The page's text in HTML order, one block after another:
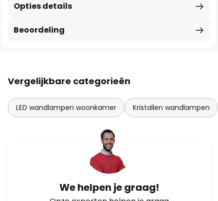
Opties details
Beoordeling
Vergelijkbare categorieën
LED wandlampen woonkamer Kristallen wandlampen
We helpen je graag!